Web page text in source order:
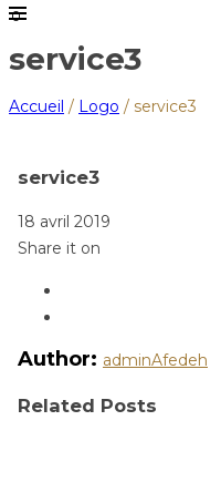
0
service3
Accueil / Logo / service3
service3
18 avril 2019
Share it on
Author: adminAfedeh
Related Posts